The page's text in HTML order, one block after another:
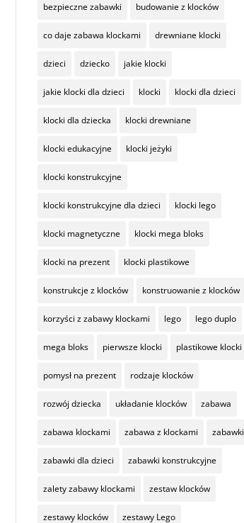
bezpieczne zabawki budowanie z klocków
co daje zabawa klockami drewniane klocki
dzieci dziecko jakie klocki
jakie klocki dla dzieci klocki klocki dla dzieci
klocki dla dziecka klocki drewniane
klocki edukacyjne klocki jeżyki
klocki konstrukcyjne
klocki konstrukcyjne dla dzieci klocki lego
klocki magnetyczne klocki mega bloks
klocki na prezent klocki plastikowe
konstrukcje z klocków konstruowanie z klocków
korzyści z zabawy klockami lego lego duplo
mega bloks pierwsze klocki plastikowe klocki
pomysł na prezent rodzaje klocków
rozwój dziecka układanie klocków zabawa
zabawa klockami zabawa z klockami zabawki
zabawki dla dzieci zabawki konstrukcyjne
zalety zabawy klockami zestaw klocków
zestawy klocków zestawy Lego